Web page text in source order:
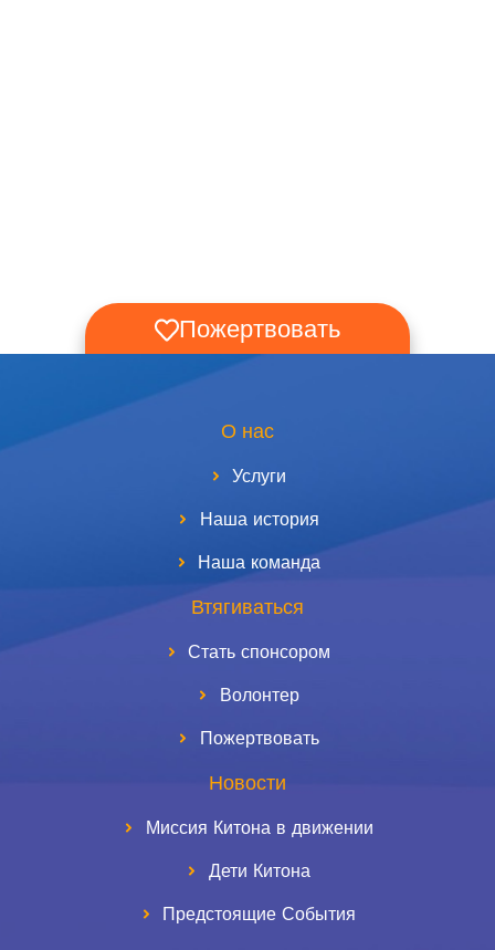
Пожертвовать
О нас
Услуги
Наша история
Наша команда
Втягиваться
Стать спонсором
Волонтер
Пожертвовать
Новости
Миссия Китона в движении
Дети Китона
Предстоящие События